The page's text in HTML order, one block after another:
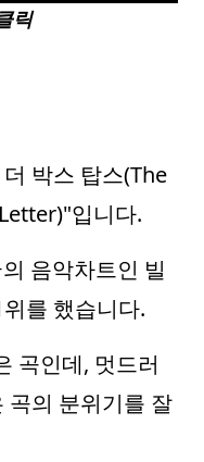
릭
박스 탑스(The
입니다.
음악차트인 빌
를 했습니다.
곡인데, 멋드러
곡의 분위기를 잘